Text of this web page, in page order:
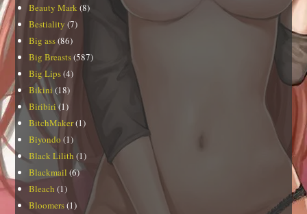
Beauty Mark(8)
Bestiality (7)
Big ass(86)
Big Breasts(587)
Big Lips(4)
Bikini(18)
Biribiri(1)
BitchMaker(1)
Biyondo (1)
Black Lilith (1)
Blackmail (6)
Bleach (1)
Bloomers(1)